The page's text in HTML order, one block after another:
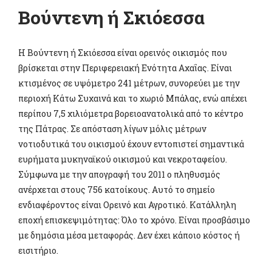
Βούντενη ή Σκιόεσσα
Η Βούντενη ή Σκιόεσσα είναι ορεινός οικισμός που
βρίσκεται στην Περιφερειακή Ενότητα Αχαΐας. Είναι
κτισμένος σε υψόμετρο 241 μέτρων, συνορεύει με την
περιοχή Κάτω Συχαινά και το χωριό Μπάλας, ενώ απέχει
περίπου 7,5 χιλιόμετρα βορειοανατολικά από το κέντρο
της Πάτρας. Σε απόσταση λίγων μόλις μέτρων
νοτιοδυτικά του οικισμού έχουν εντοπιστεί σημαντικά
ευρήματα μυκηναϊκού οικισμού και νεκροταφείου.
Σύμφωνα με την απογραφή του 2011 ο πληθυσμός
ανέρχεται στους 756 κατοίκους. Αυτό το σημείο
ενδιαφέροντος είναι Ορεινό και Αγροτικό. Κατάλληλη
εποχή επισκεψιμότητας: Όλο το χρόνο. Είναι προσβάσιμο
με δημόσια μέσα μεταφοράς. Δεν έχει κάποιο κόστος ή
εισιτήριο.